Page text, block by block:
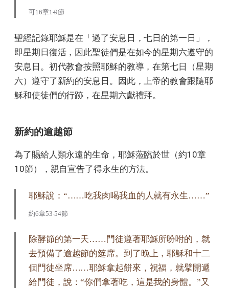
可16章1-9節
聖經記錄耶穌是在「過了安息日，七日的第一日」，
即星期日復活，因此聖徒們是在如今的星期六遵守的
安息日。初代教會按照耶穌的教導，在第七日（星期
六）遵守了新約的安息日。因此，上帝的教會跟隨耶
穌和使徒們的行跡，在星期六獻禮拜。
新約的逾越節
為了賜給人類永遠的生命，耶穌蒞臨於世（約10章
10節），親自宣告了得永生的方法。
耶穌說：“……吃我肉喝我血的人就有永生……”
約6章53-54節
除酵節的第一天……門徒遵著耶穌所吩咐的，就
去預備了逾越節的筵席。到了晚上，耶穌和十二
個門徒坐席……耶穌拿起餅來，祝福，就擘開遞
給門徒，說：“你們拿著吃，這是我的身體。”又